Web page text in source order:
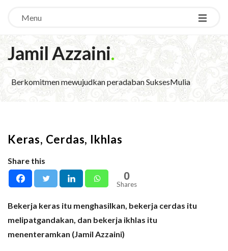
Menu
Jamil Azzaini.
Berkomitmen mewujudkan peradaban SuksesMulia
Keras, Cerdas, Ikhlas
Share this
0
Shares
Bekerja keras itu menghasilkan, bekerja cerdas itu
melipatgandakan, dan bekerja ikhlas itu
menenteramkan (Jamil Azzaini)